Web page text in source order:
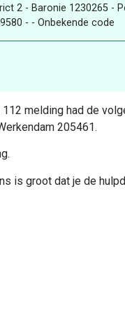
2 - Baronie 1230265 -
- - Onbekende code
melding had de
205461.
is groot dat je de